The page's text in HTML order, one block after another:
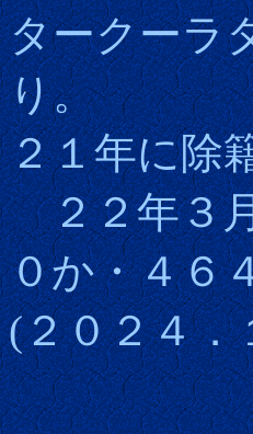
タークーラ
り。
２１年に除
２２年３月
０か・４６
(２０２４